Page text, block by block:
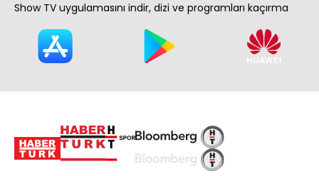
Show TV uygulamasını indir, dizi ve programları kaçırma